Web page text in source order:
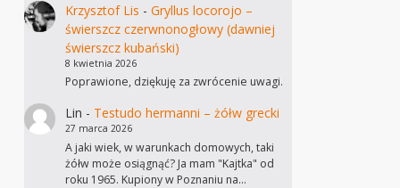
Krzysztof Lis - Gryllus locorojo –
świerszcz czerwnonogłowy (dawniej
świerszcz kubański)
8 kwietnia 2026
Poprawione, dziękuję za zwrócenie uwagi.
Lin - Testudo hermanni – żółw grecki
27 marca 2026
A jaki wiek, w warunkach domowych, taki
żółw może osiągnąć? Ja mam "Kajtka" od
roku 1965. Kupiony w Poznaniu na…